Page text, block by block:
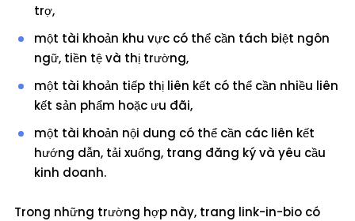
trợ,
một tài khoản khu vực có thể cần tách biệt ngôn
ngữ, tiền tệ và thị trường,
một tài khoản tiếp thị liên kết có thể cần nhiều liên
kết sản phẩm hoặc ưu đãi,
một tài khoản nội dung có thể cần các liên kết
hướng dẫn, tải xuống, trang đăng ký và yêu cầu
kinh doanh.
Trong những trường hợp này, trang link-in-bio có